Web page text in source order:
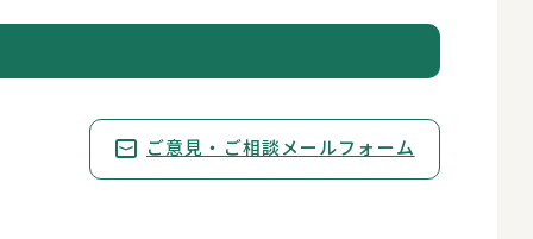
ご意見・ご相談メールフォーム